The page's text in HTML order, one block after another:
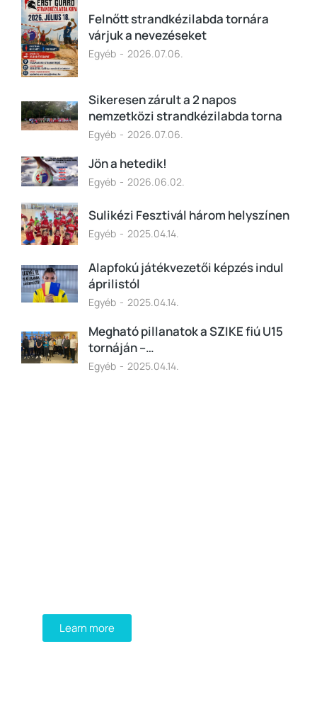
Felnőtt strandkézilabda tornára
várjuk a nevezéseket
Egyéb 2026.07.06.
Sikeresen zárult a 2 napos
nemzetközi strandkézilabda torna
Egyéb 2026.07.06.
Jön a hetedik!
Egyéb 2026.06.02.
Sulikézi Fesztivál három helyszínen
Egyéb 2025.04.14.
Alapfokú játékvezetői képzés indul
áprilistól
Egyéb 2025.04.14.
Megható pillanatok a SZIKE fiú U15
tornáján –…
Egyéb 2025.04.14.
Learn more